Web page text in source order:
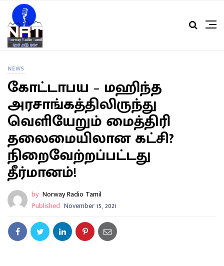
NEWS
கோட்டாபய – மஹிந்த
அரசாங்கத்திலிருந்து
வெளியேறும் மைத்திரி
தலைமையிலான கட்சி?
நிறைவேற்றப்பட்டது
தீர்மானம்!
by Norway Radio Tamil
Published November 15, 2021